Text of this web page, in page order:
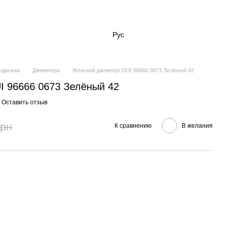
Рус
Джемперы Женский джемпер OUI 96666 0673 Зелёный 42
96666 0673 Зелёный 42
Оставить отзыв
К сравнению В желания